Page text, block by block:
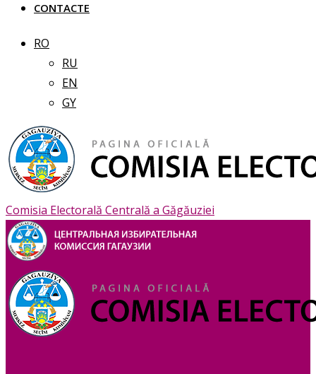
CONTACTE
RO
RU
EN
GY
Comisia Electorală Centrală a Găgăuziei